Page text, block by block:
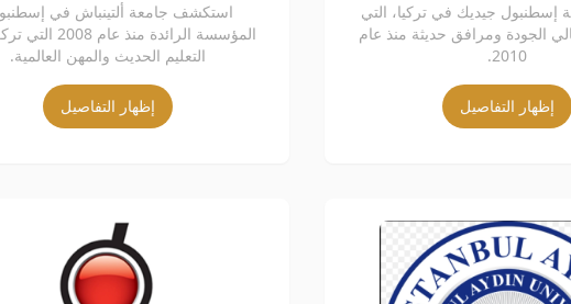
إسطنبول جيديك في تركيا، التي
الجودة ومرافق حديثة منذ عام
2010.
إظهار التفاصيل
استكشف جامعة ألتينباش في
المؤسسة الرائدة منذ
التعليم الحديث والمهن العالمية.
إظهار التفاصيل